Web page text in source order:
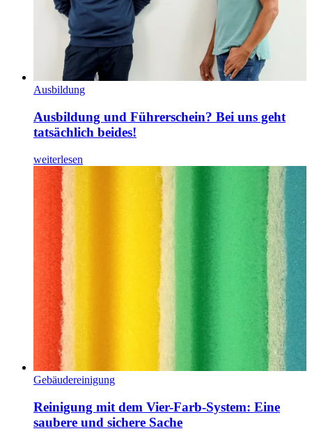
Ausbildung
Ausbildung und Führerschein? Bei uns geht
tatsächlich beides!
weiterlesen
Gebäudereinigung
Reinigung mit dem Vier-Farb-System: Eine
saubere und sichere Sache